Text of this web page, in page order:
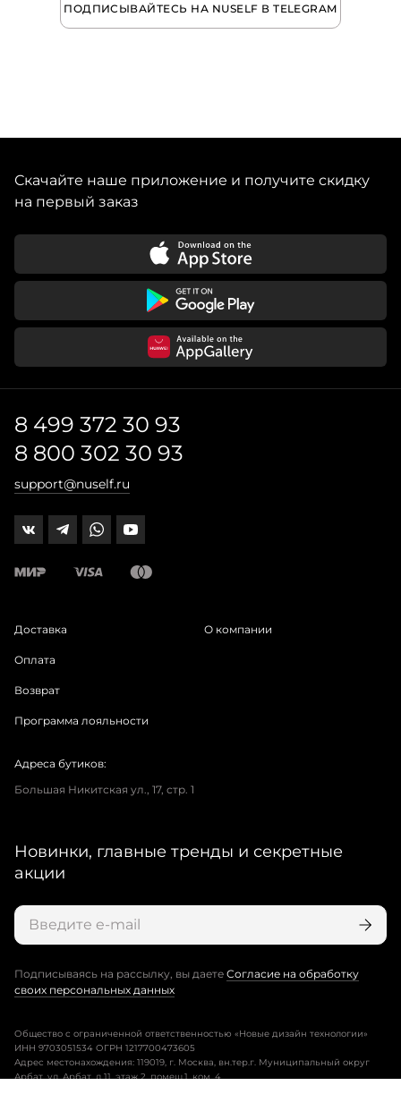
ПОДПИСЫВАЙТЕСЬ НА NUSELF В TELEGRAM
Скачайте наше приложение и получите скидку
на первый заказ
8 499 372 30 93
8 800 302 30 93
support@nuself.ru
Доставка
Оплата
Возврат
Программа лояльности
О компании
Адреса бутиков:
Большая Никитская ул., 17, стр. 1
Новинки, главные тренды и секретные
акции
Подписываясь на рассылку, вы даете Согласие на обработку
своих персональных данных
Общество с ограниченной ответственностью «Новые дизайн технологии»
ИНН 9703051534 ОГРН 1217700473605
Адрес местонахождения: 119019, г. Москва, вн.тер.г. Муниципальный округ
Арбат, ул. Арбат, д.11, этаж 2, помещ.1, ком. 4.